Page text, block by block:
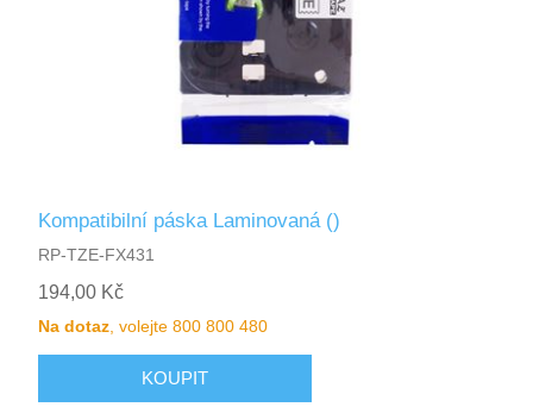
Kompatibilní páska Laminovaná ()
RP-TZE-FX431
194,00 Kč
Na dotaz , volejte 800 800 480